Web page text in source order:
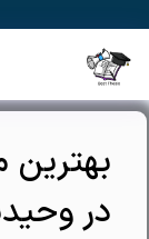
به
محتوا
بهترین
در